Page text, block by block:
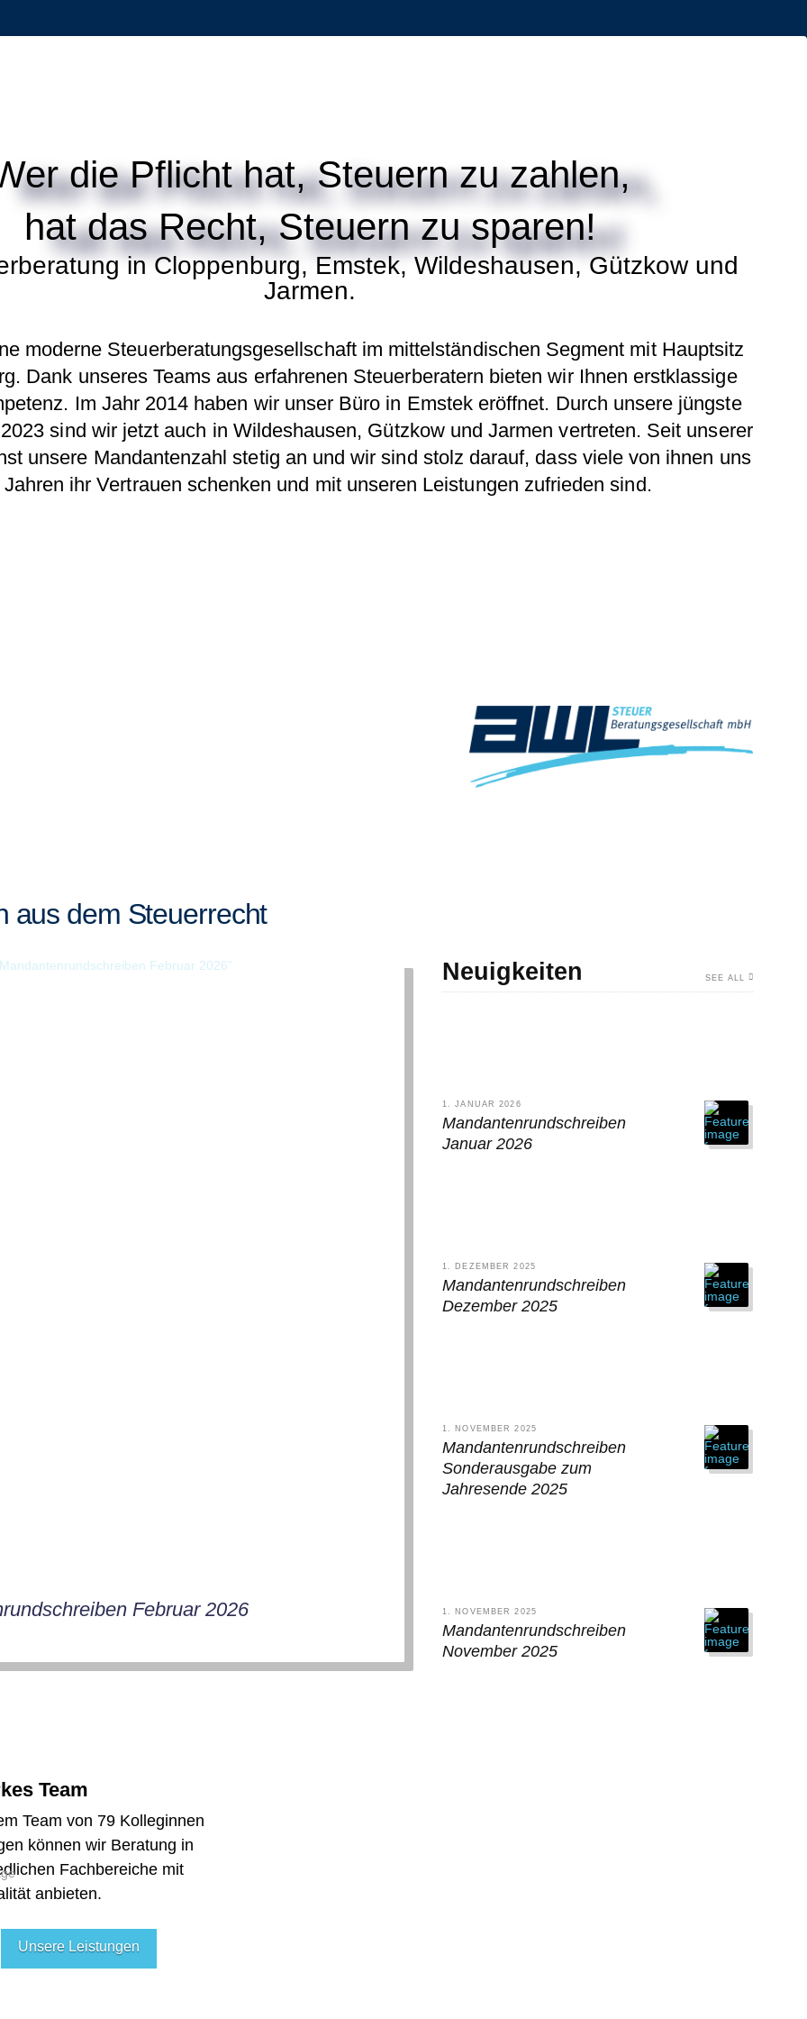
die Pflicht hat, Steuern zu zahlen,
hat das Recht, Steuern zu sparen!
in Cloppenburg, Emstek, Wildeshausen, Gützkow und
Jarmen.
moderne Steuerberatungsgesellschaft im mittelständischen Segment mit Hauptsitz
Dank unseres Teams aus erfahrenen Steuerberatern bieten wir Ihnen erstklassige
Im Jahr 2014 haben wir unser Büro in Emstek eröffnet. Durch unsere jüngste
sind wir jetzt auch in Wildeshausen, Gützkow und Jarmen vertreten. Seit unserer
unsere Mandantenzahl stetig an und wir sind stolz darauf, dass viele von ihnen uns
ihr Vertrauen schenken und mit unseren Leistungen zufrieden sind.
aus dem Steuerrecht
Februar 2026
Neuigkeiten SEE ALL
1. JANUAR 2026
Mandantenrundschreiben
Januar 2026
1. DEZEMBER 2025
Mandantenrundschreiben
Dezember 2025
1. NOVEMBER 2025
Mandantenrundschreiben
Sonderausgabe zum
Jahresende 2025
1. NOVEMBER 2025
Mandantenrundschreiben
November 2025
Team
Team von 79 Kolleginnen
können wir Beratung in
Fachbereiche mit
anbieten.
Unsere Leistungen